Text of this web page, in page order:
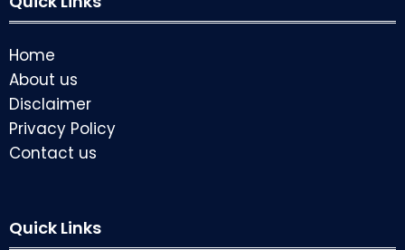
Home
About us
Disclaimer
Privacy Policy
Contact us
Quick Links